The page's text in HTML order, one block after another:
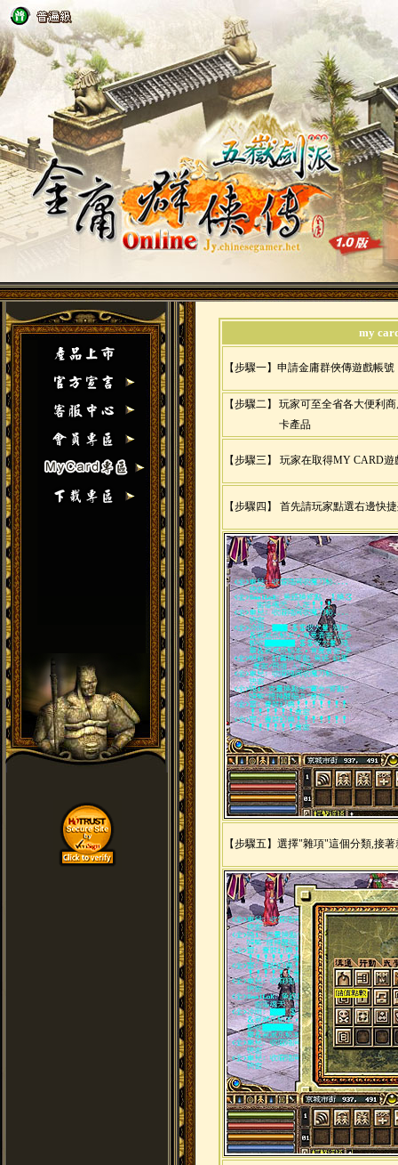
my
【步驟一】申請金庸群俠傳遊戲帳
【步驟二】
玩家可至全省各大便利
卡產品
【步驟三】 玩家在取得MY CARD
【步驟四】 首先請玩家點選右邊快
【步驟五】選擇"雜項"這個分類,接